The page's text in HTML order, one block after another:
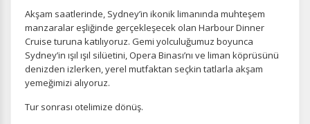
Pazarlama Çerezleri
Size ve ilgi alanlarınıza uygun reklamlar göstermek için
kullanılır. Kapatırsanız reklamları görmeye devam
edersiniz, ancak daha az alakalı olabilirler.
Akşam saatlerinde, Sydney’in ikonik limanında muhteşem
manzaralar eşliğinde gerçekleşecek olan Harbour Dinner
Cruise turuna katılıyoruz. Gemi yolculuğumuz boyunca
Sydney’in ışıl ışıl silüetini, Opera Binası’nı ve liman köprüsünü
denizden izlerken, yerel mutfaktan seçkin tatlarla akşam
yemeğimizi alıyoruz.
Tur sonrası otelimize dönüş.